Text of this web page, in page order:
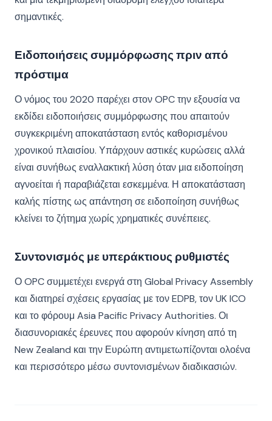
σημαντικές.
Ειδοποιήσεις συμμόρφωσης πριν από
πρόστιμα
Ο νόμος του 2020 παρέχει στον OPC την εξουσία να
εκδίδει ειδοποιήσεις συμμόρφωσης που απαιτούν
συγκεκριμένη αποκατάσταση εντός καθορισμένου
χρονικού πλαισίου. Υπάρχουν αστικές κυρώσεις αλλά
είναι συνήθως εναλλακτική λύση όταν μια ειδοποίηση
αγνοείται ή παραβιάζεται εσκεμμένα. Η αποκατάσταση
καλής πίστης ως απάντηση σε ειδοποίηση συνήθως
κλείνει το ζήτημα χωρίς χρηματικές συνέπειες.
Συντονισμός με υπεράκτιους ρυθμιστές
Ο OPC συμμετέχει ενεργά στη Global Privacy Assembly
και διατηρεί σχέσεις εργασίας με τον EDPB, τον UK ICO
και το φόρουμ Asia Pacific Privacy Authorities. Οι
διασυνοριακές έρευνες που αφορούν κίνηση από τη
New Zealand και την Ευρώπη αντιμετωπίζονται ολοένα
και περισσότερο μέσω συντονισμένων διαδικασιών.